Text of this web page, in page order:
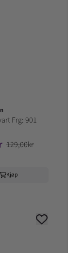
Frg: 901
129,00kr
Kjøp